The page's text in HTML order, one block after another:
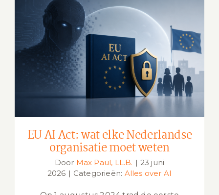
EU AI Act: wat elke Nederlandse
organisatie moet weten
EU AI Act: wat elke Nederlandse
organisatie moet weten
Door Max Paul, LL.B. | 23 juni
2026 | Categorieën: Alles over AI